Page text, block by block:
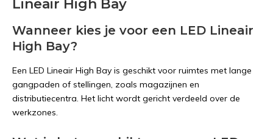
Lineair High Bay
Wanneer kies je voor een LED Lineair
High Bay?
Een LED Lineair High Bay is geschikt voor ruimtes met lange
gangpaden of stellingen, zoals magazijnen en
distributiecentra. Het licht wordt gericht verdeeld over de
werkzones.